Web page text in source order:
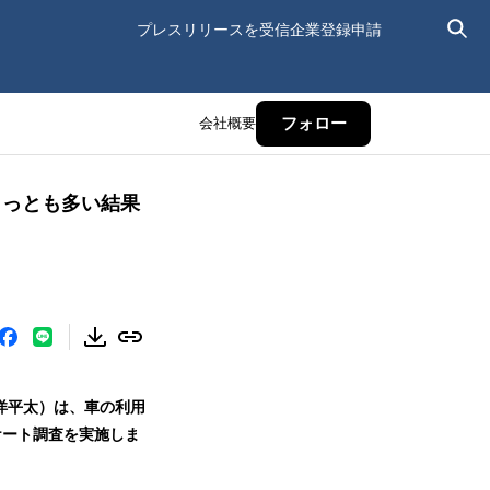
プレスリリースを受信企業登録申請
会社概要 フォロー
とも多い結果
平太）は、車の利用
ト調査を実施しま